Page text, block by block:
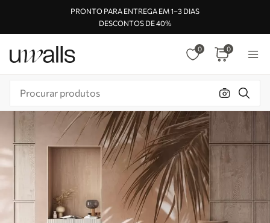
PRONTO PARA ENTREGA EM 1–3 DIAS
DESCONTOS DE 40%
0 0